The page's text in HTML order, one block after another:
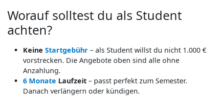
Worauf solltest du als Student
achten?
Keine Startgebühr – als Student willst du nicht 1.000 €
vorstrecken. Die Angebote oben sind alle ohne
Anzahlung.
6 Monate Laufzeit – passt perfekt zum Semester.
Danach verlängern oder kündigen.